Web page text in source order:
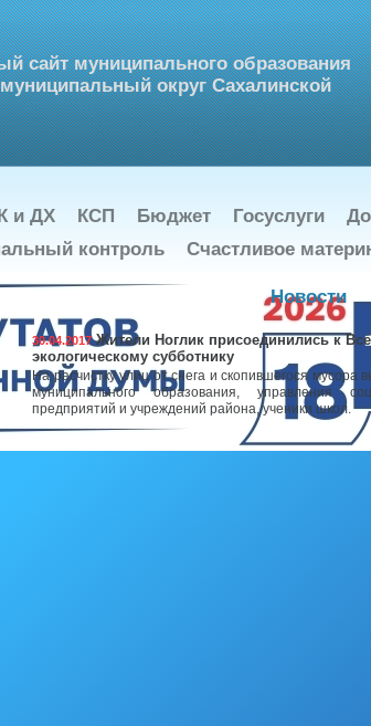
сайт муниципального образования
округ Сахалинской
и ДХ КСП Бюджет Госуслуги
контроль Счастливое
Новости
30.04.2017Жители Ноглик присоединились к
экологическому субботнику
На расчистку улиц от снега и скопившегося
муниципального образования, управления
предприятий и учреждений района, ученики школ.